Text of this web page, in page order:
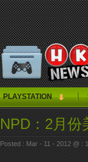
PLAYSTATION
NPD：2月份
Posted : Mar - 11 - 2012 @ :